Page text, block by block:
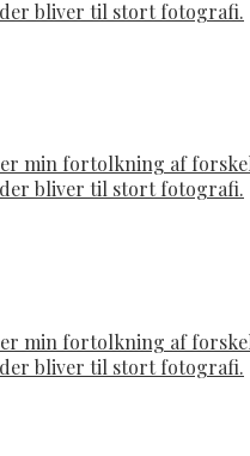
bliver til stort fotografi.
min fortolkning af
bliver til stort fotografi.
min fortolkning af
bliver til stort fotografi.